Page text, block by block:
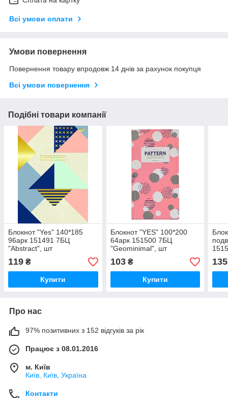
Всі умови оплати
Умови повернення
Повернення товару впродовж 14 днів за рахунок покупця
Всі умови повернення
Подібні товари компанії
Блокнот "Yes" 140*185
96арк 151491 7БЦ
"Abstract", шт
119 ₴
Купити
Блокнот "YES" 100*200
64арк 151500 7БЦ
"Geominimal", шт
103₴
Купити
135
Про нас
97% позитивних з 152 відгуків за рік
Працює з 08.01.2016
м. Київ
Київ, Київ, Україна
Контакти